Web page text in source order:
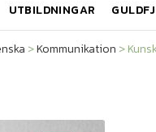
UTBILDNINGAR
>Kommunikation >